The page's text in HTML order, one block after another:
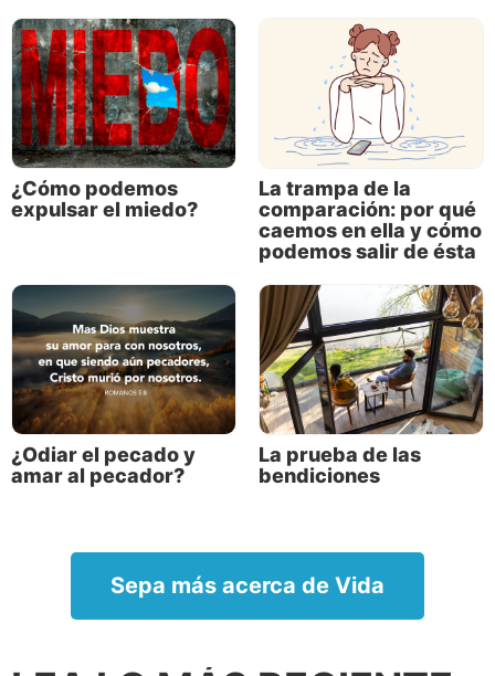
tema en nuestro artículo “
Ciudadanos de los cielos
bajo gobiernos humanos: tres principios
importantes”.
¿Cómo podemos
expulsar el miedo?
La trampa de la
comparación: por qué
caemos en ella y cómo
podemos salir de ésta
¿Odiar el pecado y
amar al pecador?
La prueba de las
bendiciones
Sepa más acerca de Vida